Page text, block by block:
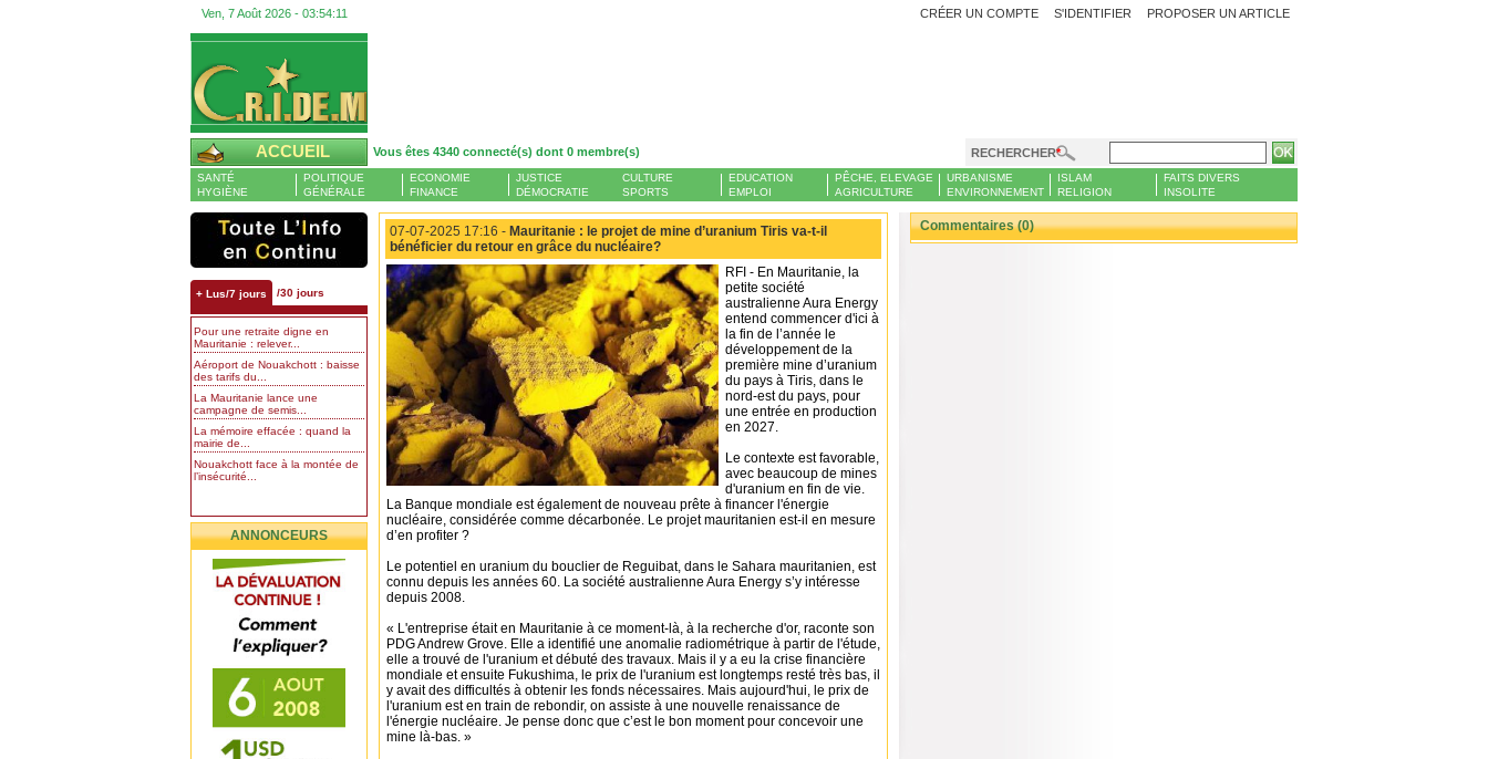
Ven, 7 Août 2026 - 03:54:12 PROPOSER UN ARTICLE
CRÉER UN COMPTE S'IDENTIFIER
ACCUEIL Vous êtes 4340 connecté(s) dont 0 membre(s) RECHERCHER
SANTÉ
HYGIÈNE
POLITIQUE
GÉNÉRALE
ECONOMIE
FINANCE
JUSTICE
DÉMOCRATIE
CULTURE
SPORTS
EDUCATION
EMPLOI
PÊCHE, ELEVAGE
AGRICULTURE
URBANISME
ENVIRONNEMENT
ISLAM
RELIGION
FAITS DIVERS
INSOLITE
+ Lus/7 jours /30 jours
Pour une retraite digne en
Mauritanie : relever...
Aéroport de Nouakchott : baisse
des tarifs du...
La Mauritanie lance une
campagne de semis...
La mémoire effacée : quand la
mairie de...
Nouakchott face à la montée de
l’insécurité...
ANNONCEURS
07-07-2025 17:16 - Mauritanie : le projet de mine d’uranium Tiris va-t-il
bénéficier du retour en grâce du nucléaire?
RFI - En Mauritanie, la
petite société
australienne Aura Energy
entend commencer d'ici à
la fin de l’année le
développement de la
première mine d’uranium
du pays à Tiris, dans le
nord-est du pays, pour
une entrée en production
en 2027.
Le contexte est favorable,
avec beaucoup de mines
d'uranium en fin de vie.
La Banque mondiale est également de nouveau prête à financer l'énergie
nucléaire, considérée comme décarbonée. Le projet mauritanien est-il en mesure
d’en profiter ?
Le potentiel en uranium du bouclier de Reguibat, dans le Sahara mauritanien, est
connu depuis les années 60. La société australienne Aura Energy s’y intéresse
depuis 2008.
« L'entreprise était en Mauritanie à ce moment-là, à la recherche d'or, raconte son
PDG Andrew Grove. Elle a identifié une anomalie radiométrique à partir de l'étude,
elle a trouvé de l'uranium et débuté des travaux. Mais il y a eu la crise financière
mondiale et ensuite Fukushima, le prix de l'uranium est longtemps resté très bas, il
y avait des difficultés à obtenir les fonds nécessaires. Mais aujourd'hui, le prix de
l'uranium est en train de rebondir, on assiste à une nouvelle renaissance de
l'énergie nucléaire. Je pense donc que c’est le bon moment pour concevoir une
mine là-bas. »
Commentaires (0)